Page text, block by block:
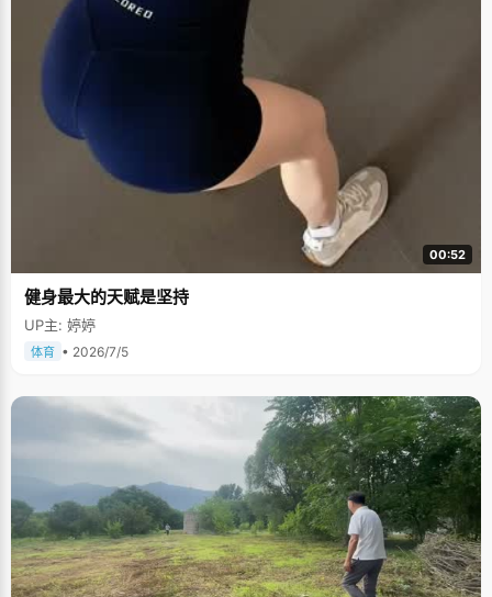
00:52
健身最大的天赋是坚持
UP主: 婷婷
体育 • 2026/7/5